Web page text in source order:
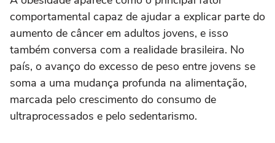
comportamental capaz de ajudar a explicar parte do
aumento de câncer em adultos jovens, e isso
também conversa com a realidade brasileira. No
país, o avanço do excesso de peso entre jovens se
soma a uma mudança profunda na alimentação,
marcada pelo crescimento do consumo de
ultraprocessados e pelo sedentarismo.